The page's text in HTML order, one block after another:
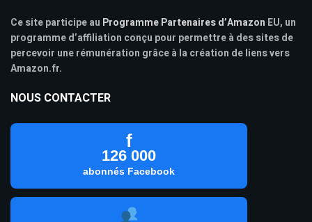
Ce site participe au Programme Partenaires d’Amazon EU, un
programme d’affiliation conçu pour permettre à des sites de
percevoir une rémunération grâce à la création de liens vers
Amazon.fr.
NOUS CONTACTER
f
126 000
abonnés Facebook